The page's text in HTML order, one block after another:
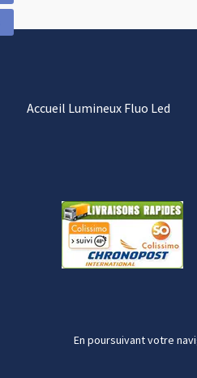
Accueil Lumineux Fluo Led
En poursuivant votre